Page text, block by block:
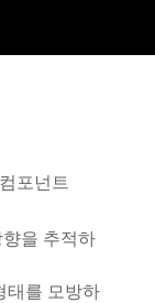
포넌트
을 추적하
태를 모방하